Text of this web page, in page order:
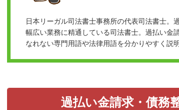
日本リーガル司法書士事務所の代表司法書士。
幅広い業務に精通している司法書士。過払い金
なれない専門用語や法律用語を分かりやすく説
過払い金請求・債務